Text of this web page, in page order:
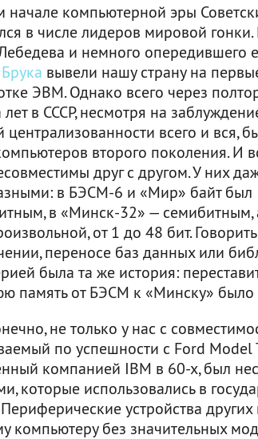
начале компьютерной эры
в числе лидеров мировой гонки.
и немного опередившего
вывели нашу страну на
ЭВМ. Однако всего через
лет в СССР, несмотря на
централизованности всего и вся,
второго поколения. И
друг с другом. У них
в БЭСМ-6 и «Мир» байт был
в «Минск-32» — семибитным,
от 1 до 48 бит.
переносе баз данных или
была та же история:
память от БЭСМ к «Минску»
не только у нас с
по успешности с Ford
компанией IBM в 60-х, был
которые использовались в
устройства
компьютеру без значительных